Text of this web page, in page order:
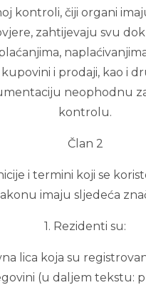
kontroli, čiji organi
zahtijevaju svu
kupovini i prodaji, kao i
neophodnu
kontrolu.
Član 2
i termini koji se
imaju sljedeća
1. Rezidenti su:
lica koja su
(u daljem tekstu: